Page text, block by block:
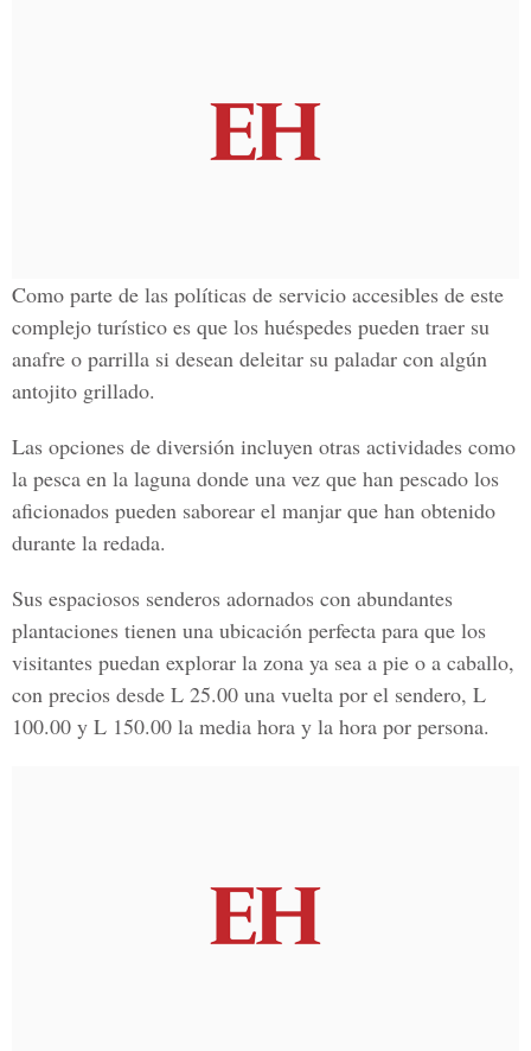
Como parte de las políticas de servicio accesibles de este
complejo turístico es que los huéspedes pueden traer su
anafre o parrilla si desean deleitar su paladar con algún
antojito grillado.
Las opciones de diversión incluyen otras actividades como
la pesca en la laguna donde una vez que han pescado los
aficionados pueden saborear el manjar que han obtenido
durante la redada.
Sus espaciosos senderos adornados con abundantes
plantaciones tienen una ubicación perfecta para que los
visitantes puedan explorar la zona ya sea a pie o a caballo,
con precios desde L 25.00 una vuelta por el sendero, L
100.00 y L 150.00 la media hora y la hora por persona.